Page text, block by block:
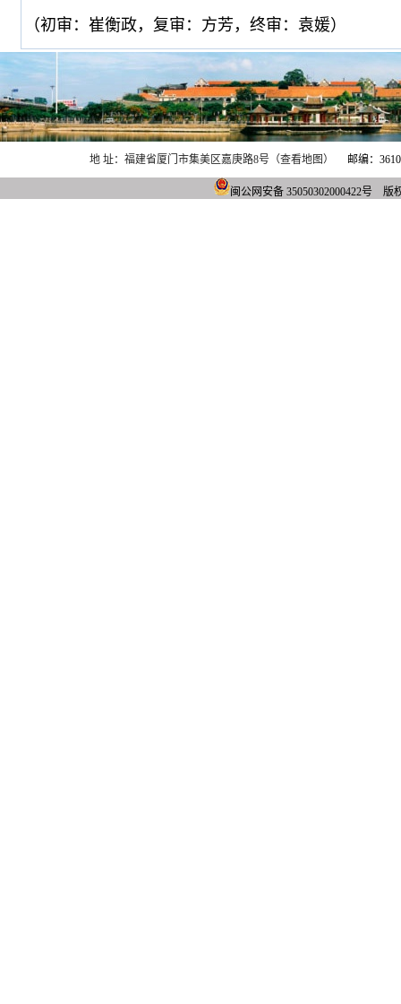
（初审：崔衡政，复审：方芳，终审：袁媛）
地 址：福建省厦门市集美区嘉庚路8号（查看地图） 邮编：
闽公网安备 35050302000422号